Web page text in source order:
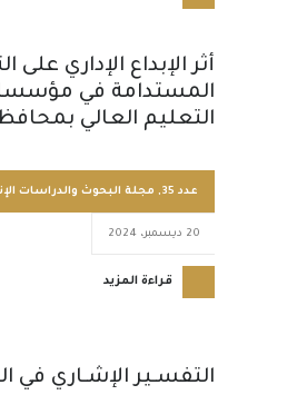
أثر الإبداع الإداري على
المستدامة في
التعليم العالي
عدد 35 , مجلة البحوث والدراسات
20 ديسمبر، 2024
قراءة المزيد
التفسـير الإشـاري في